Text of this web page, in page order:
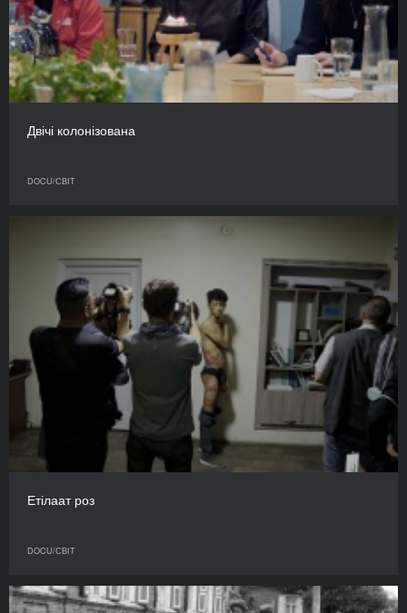
Двічі колонізована
DOCU/СВІТ
Етілаат роз
DOCU/СВІТ